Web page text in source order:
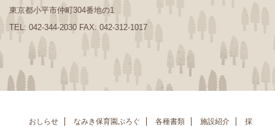
東京都小平市仲町304番地の1
TEL: 042-344-2030 FAX: 042-312-1017
おしらせ なみき保育園ぶろぐ 各種書類 施設紹介 採